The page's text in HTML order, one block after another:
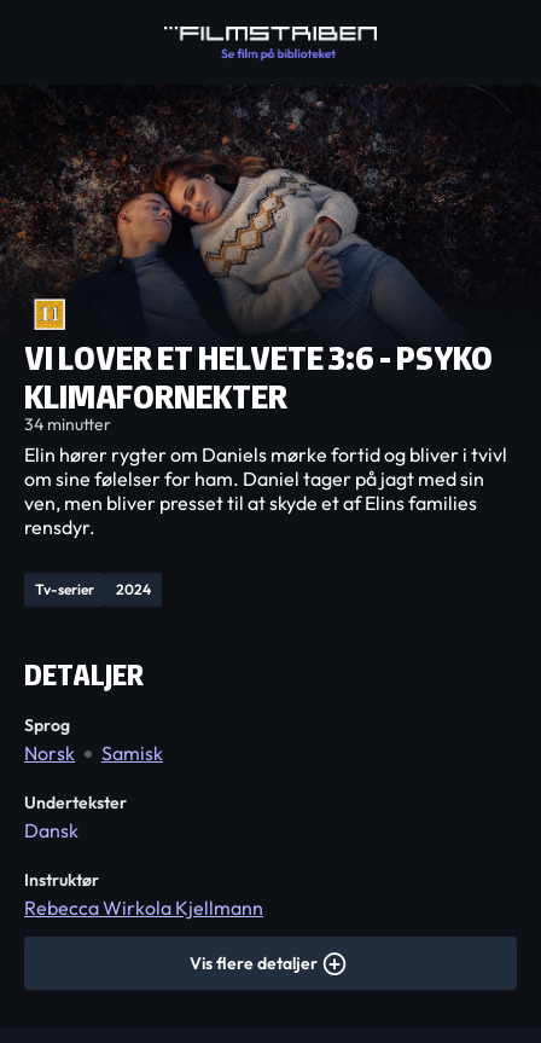
VI LOVER ET HELVETE 3:6 - PSYKO
KLIMAFORNEKTER
34 minutter
Tv-serier 2024
Elin hører rygter om Daniels mørke fortid og bliver i tvivl
om sine følelser for ham. Daniel tager på jagt med sin
ven, men bliver presset til at skyde et af Elins families
rensdyr.
DETALJER
Sprog
Norsk Samisk
Undertekster
Dansk
Instruktør
Rebecca Wirkola Kjellmann
Vis flere detaljer